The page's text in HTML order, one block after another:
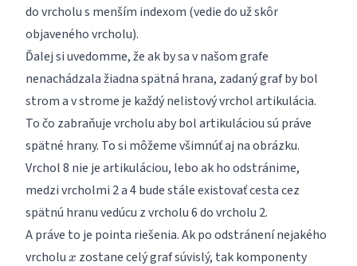
do vrcholu s menším indexom (vedie do už skôr
objaveného vrcholu).
Ďalej si uvedomme, že ak by sa v našom grafe
nenachádzala žiadna spätná hrana, zadaný graf by bol
strom a v strome je každý nelistový vrchol artikulácia.
To čo zabraňuje vrcholu aby bol artikuláciou sú práve
spätné hrany. To si môžeme všimnúť aj na obrázku.
Vrchol 8 nie je artikuláciou, lebo ak ho odstránime,
medzi vrcholmi 2 a 4 bude stále existovať cesta cez
spätnú hranu vedúcu z vrcholu 6 do vrcholu 2.
A práve to je pointa riešenia. Ak po odstránení nejakého
vrcholu x
x zostane celý graf súvislý, tak komponenty